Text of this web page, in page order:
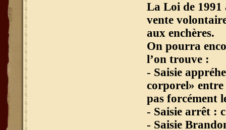
La Loi de 1991
vente
aux enchères.
On pourra
l’on trouve :
- Saisie
corporel» entre
pas forcément
- Saisie arrêt :
- Saisie